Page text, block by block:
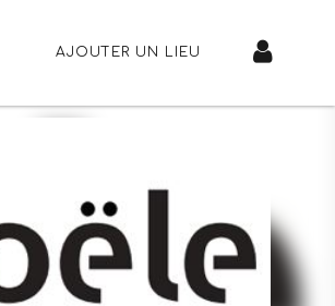
AJOUTER UN LIEU